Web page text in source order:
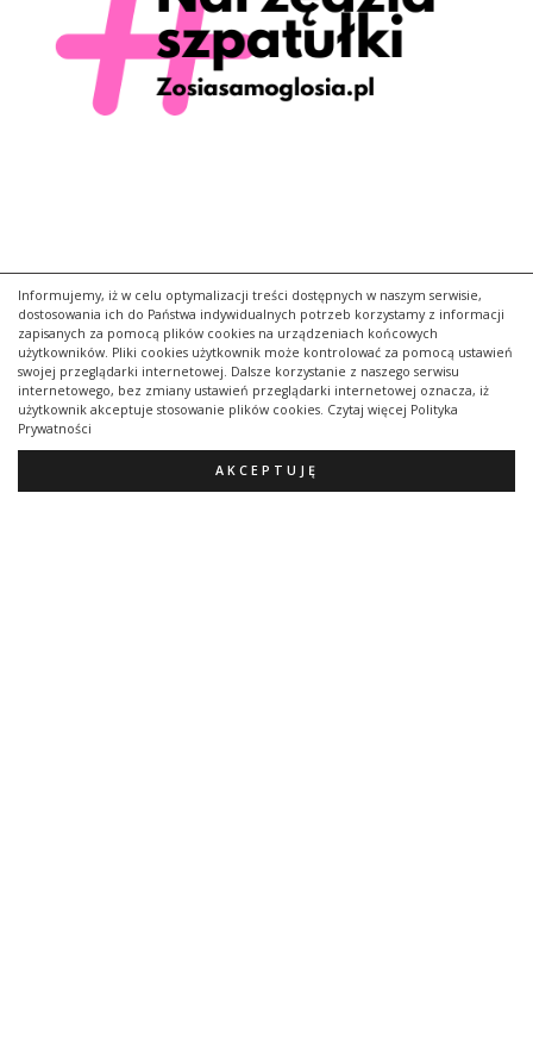
Informujemy, iż w celu optymalizacji treści dostępnych w naszym serwisie,
dostosowania ich do Państwa indywidualnych potrzeb korzystamy z informacji
zapisanych za pomocą plików cookies na urządzeniach końcowych
użytkowników. Pliki cookies użytkownik może kontrolować za pomocą ustawień
swojej przeglądarki internetowej. Dalsze korzystanie z naszego serwisu
internetowego, bez zmiany ustawień przeglądarki internetowej oznacza, iż
użytkownik akceptuje stosowanie plików cookies. Czytaj więcej Polityka
Prywatności
AKCEPTUJĘ